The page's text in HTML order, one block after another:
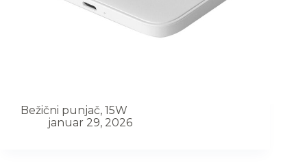
Bežični punjač, 15W
januar 29, 2026